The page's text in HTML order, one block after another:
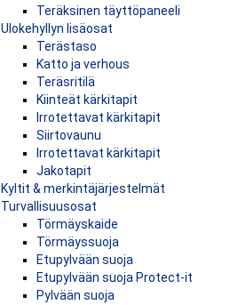
Teräksinen täyttöpaneeli
Ulokehyllyn lisäosat
Terästaso
Katto ja verhous
Teräsritilä
Kiinteät kärkitapit
Irrotettavat kärkitapit
Siirtovaunu
Irrotettavat kärkitapit
Jakotapit
Kyltit & merkintäjärjestelmät
Turvallisuusosat
Törmäyskaide
Törmäyssuoja
Etupylvään suoja
Etupylvään suoja Protect-it
Pylvään suoja